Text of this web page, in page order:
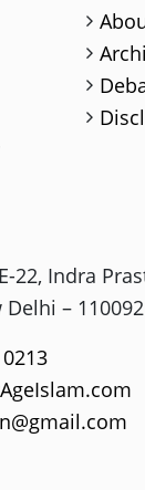
22, Indra
– 110092